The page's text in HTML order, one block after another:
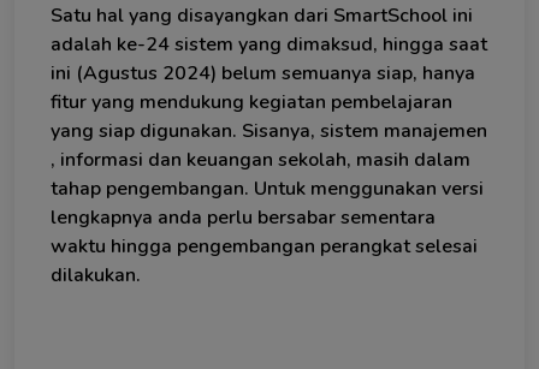
Satu hal yang disayangkan dari SmartSchool ini
adalah ke-24 sistem yang dimaksud, hingga saat
ini (Agustus 2024) belum semuanya siap, hanya
fitur yang mendukung kegiatan pembelajaran
yang siap digunakan. Sisanya, sistem manajemen
, informasi dan keuangan sekolah, masih dalam
tahap pengembangan. Untuk menggunakan versi
lengkapnya anda perlu bersabar sementara
waktu hingga pengembangan perangkat selesai
dilakukan.